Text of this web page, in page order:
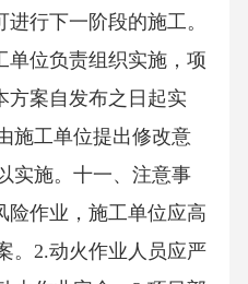
行下一阶段的施工。
单位负责组织实施，项
方案自发布之日起实
施工单位提出修改意
实施。十一、注意事
险作业，施工单位应高
。2.动火作业人员应严